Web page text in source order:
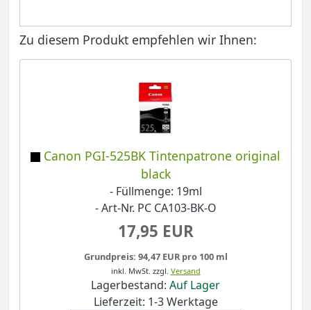
Zu diesem Produkt empfehlen wir Ihnen:
Canon PGI-525BK Tintenpatrone original
black
- Füllmenge: 19ml
- Art-Nr. PC CA103-BK-O
17,95 EUR
Grundpreis: 94,47 EUR pro 100 ml
inkl. MwSt. zzgl. Versand
Lagerbestand: Auf Lager
Lieferzeit: 1-3 Werktage